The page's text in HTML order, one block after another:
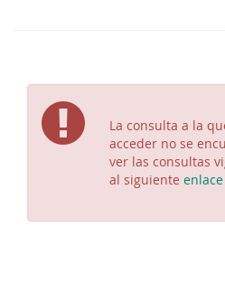
La consulta a la
acceder no se
ver las consultas
al siguiente enlace